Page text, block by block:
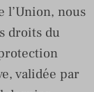
l’Union, nous
droits du
validée par